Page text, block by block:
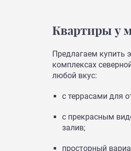
Квартиры у
Предлагаем купить
комплексах
любой вкус:
с террасами для
с прекрасным
залив;
просторный